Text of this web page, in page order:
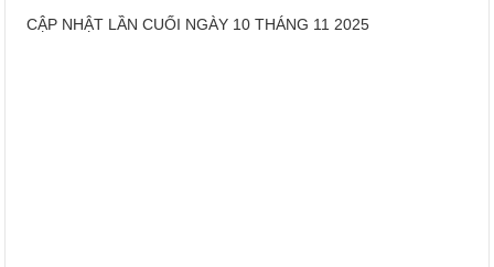
CẬP NHẬT LẦN CUỐI NGÀY 10 THÁNG 11 2025